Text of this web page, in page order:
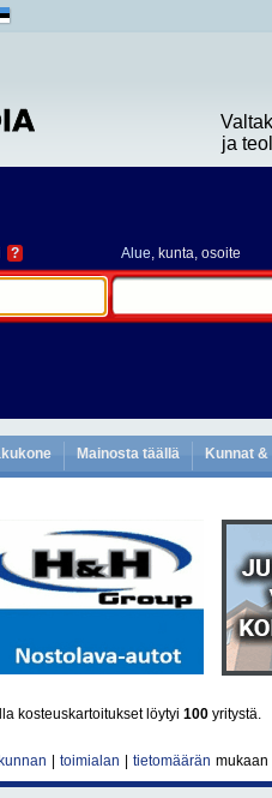
ja
? Alue, kunta, osoite
Mainosta täällä Kunnat
kosteuskartoitukset löytyi 100 yritystä.
toimialan tietomäärän mukaan